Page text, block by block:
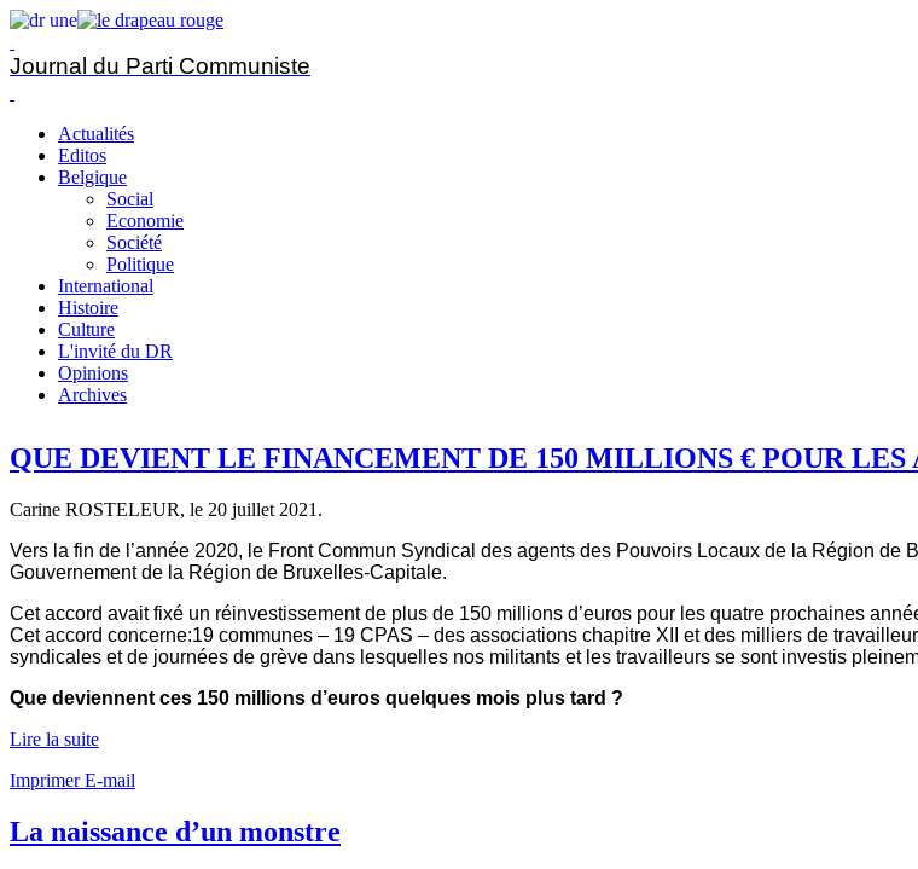
Journal du Parti Communiste
Actualités
Editos
Belgique
Social
Economie
Société
Politique
International
Histoire
Culture
L'invité du DR
Opinions
Archives
QUE DEVIENT LE FINANCEMENT DE 150 MILLIONS € POUR LES
Carine ROSTELEUR, le 20 juillet 2021 .
Vers la fin de l’année 2020, le Front Commun Syndical des agents des Pouvoirs Locaux de la Région
Gouvernement de la Région de Bruxelles-Capitale.
Cet accord avait fixé un réinvestissement de plus de 150 millions d’euros pour les quatre prochaines
Cet accord concerne:19 communes – 19 CPAS – des associations chapitre XII et des milliers de
syndicales et de journées de grève dans lesquelles nos militants et les travailleurs se sont investis
Que deviennent ces 150 millions d’euros quelques mois plus tard ?
Lire la suite
ImprimerE-mail
La naissance d’un monstre